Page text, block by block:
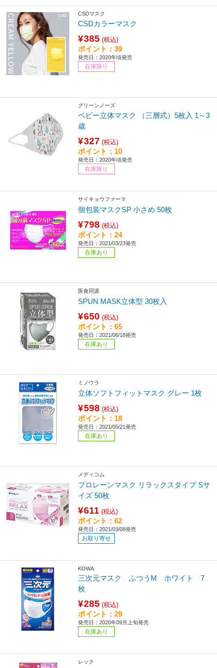
CSDマスク
CSDカラーマスク
¥385 (税込)
ポイント：39
発売日：2020年頃発売
在庫限り
グリーンノーズ
ベビー立体マスク （三層式）5枚入 1～3
歳
¥327 (税込)
ポイント：10
発売日：2020年頃発売
在庫限り
サイキョウファーマ
個包装マスクSP 小さめ 50枚
¥798 (税込)
ポイント：24
発売日：2021/03/23発売
在庫あり
医食同源
SPUN MASK立体型 30枚入
¥650 (税込)
ポイント：65
発売日：2021/06/18発売
在庫あり
ミノウラ
立体ソフトフィットマスク グレー 1枚
¥598 (税込)
ポイント：18
発売日：2021/05/21発売
在庫あり
メディコム
プロレーンマスク リラックスタイプ Sサ
イズ 50枚
¥611 (税込)
ポイント：62
発売日：2021/03/08発売
お取り寄せ
KOWA
三次元マスク ふつうM ホワイト 7
枚
¥285 (税込)
ポイント：29
発売日：2020年09月上旬発売
在庫あり
レック